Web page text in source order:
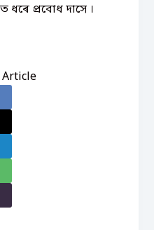
প্ৰবোধ দাসে ।
Article